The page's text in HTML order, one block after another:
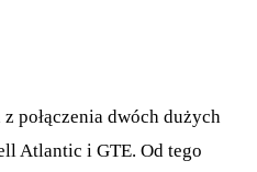
połączenia dwóch dużych
Atlantic i GTE. Od tego